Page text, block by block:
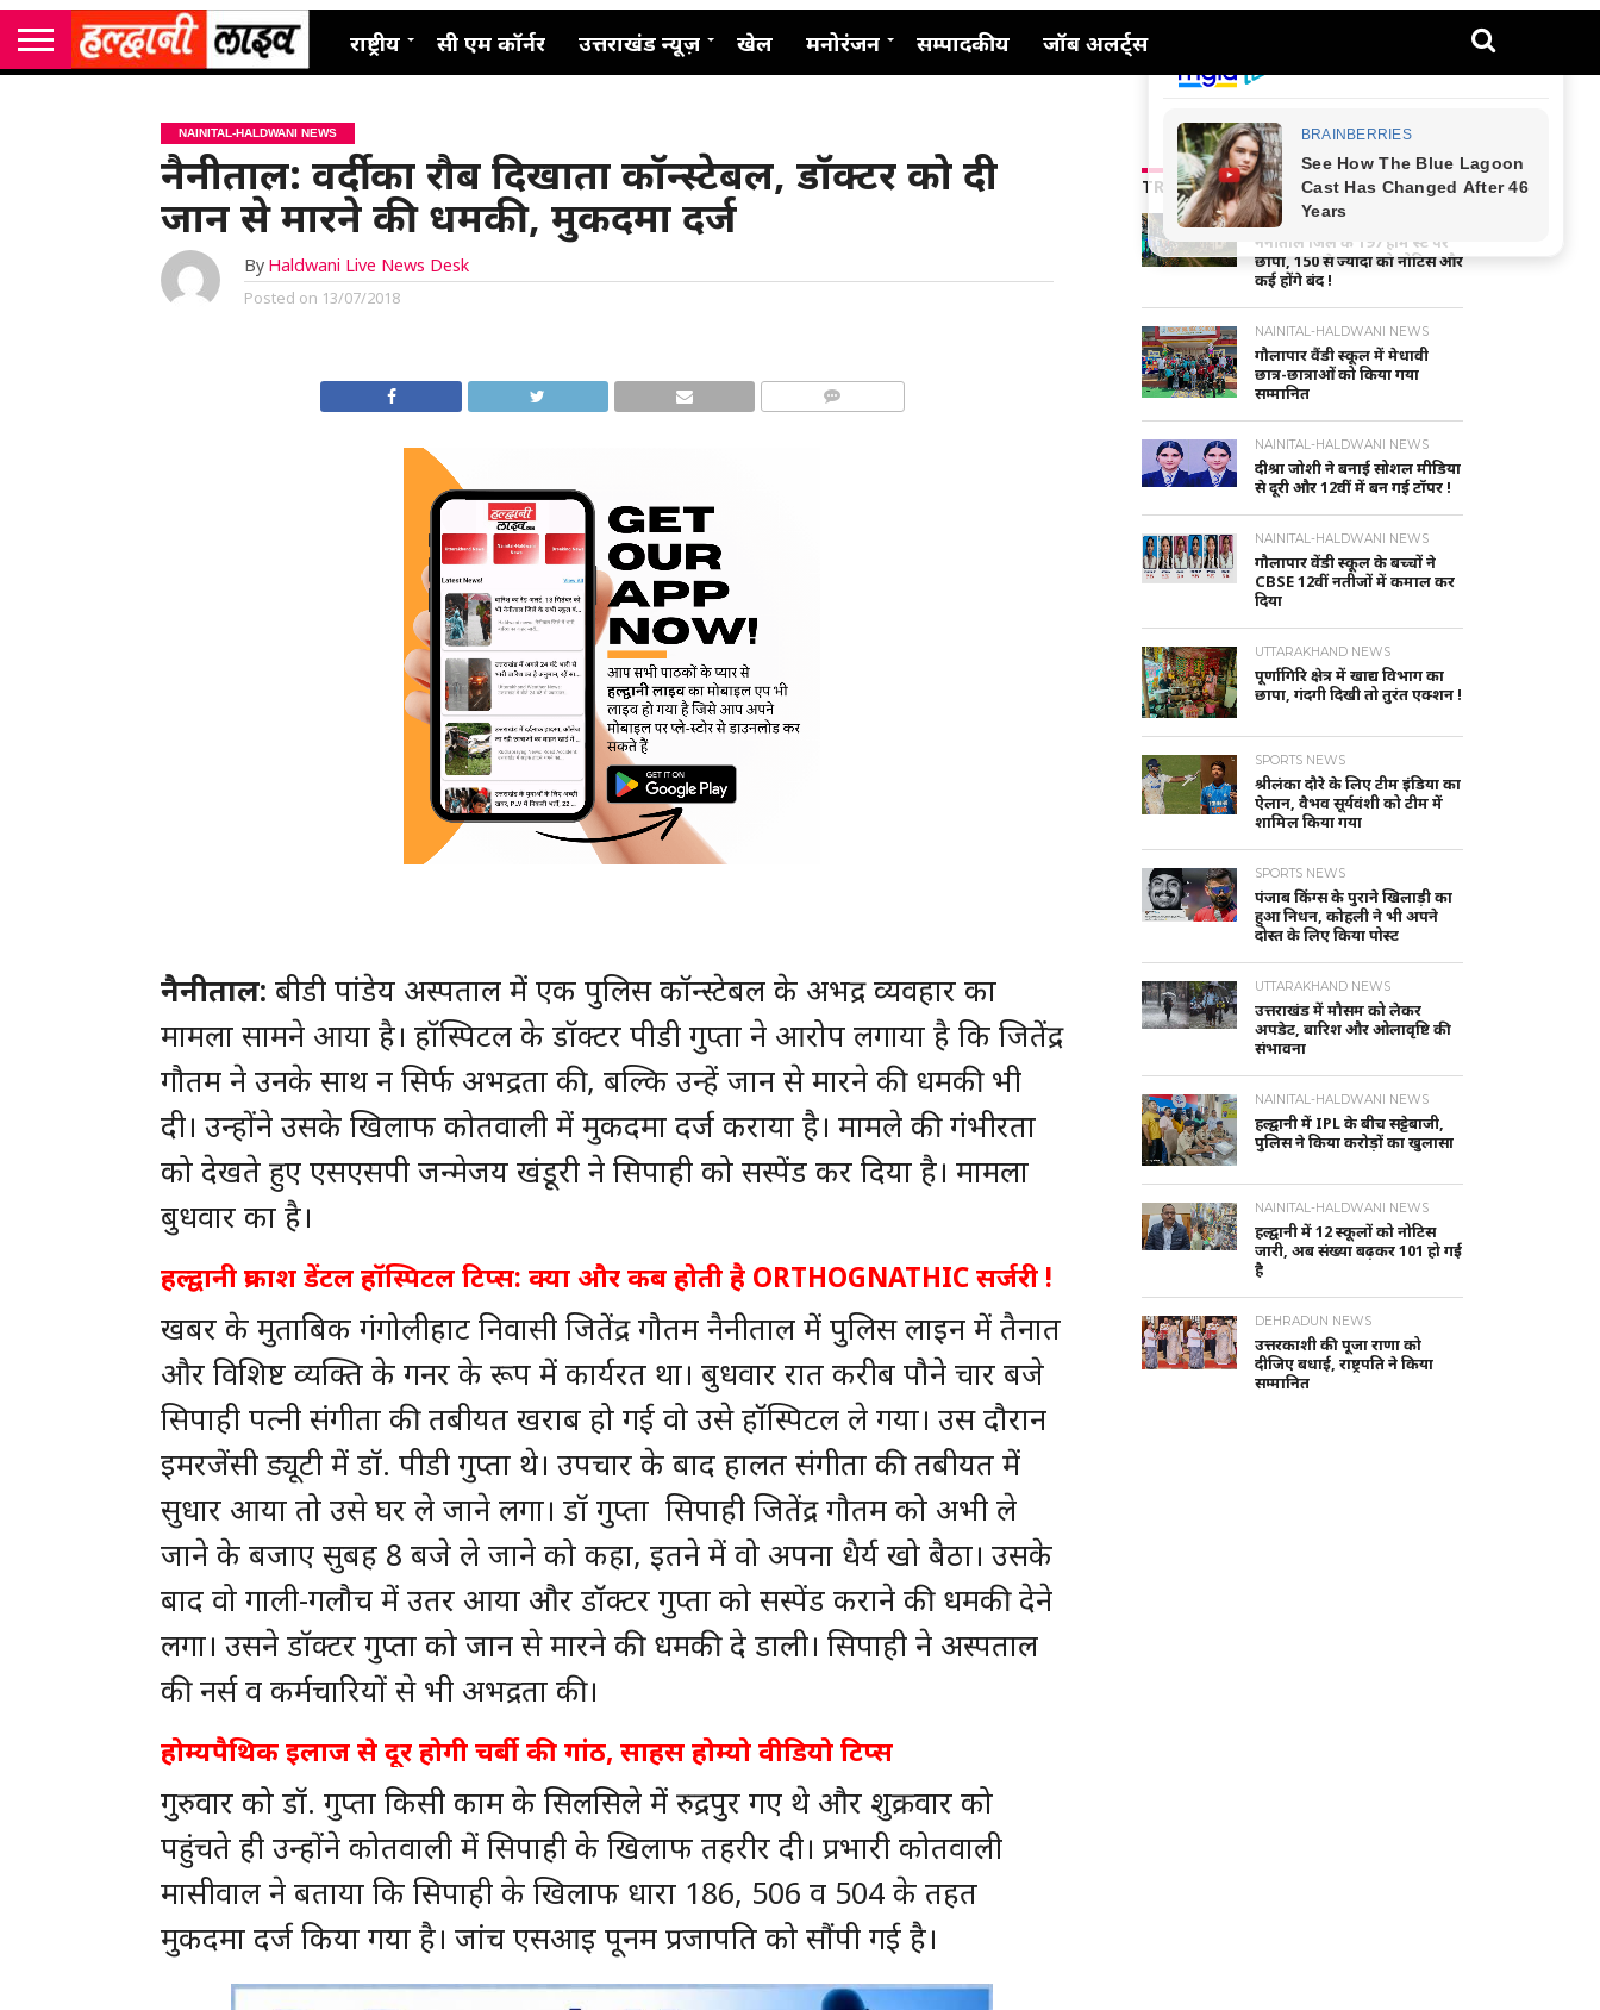
राष्ट्रीय सी एम कॉर्नर उत्तराखंड न्यूज़ खेल मनोरंजन सम्पादकीय जॉब अलर्ट्स
NAINITAL-HALDWANI NEWS
नैनीताल: वर्दी का रौब दिखाता कॉन्स्टेबल, डॉक्टर को दी
जान से मारने की धमकी, मुकदमा दर्ज
By Haldwani Live News Desk
Posted on 13/07/2018
नैनीताल: बीडी पांडेय अस्पताल में एक पुलिस कॉन्स्टेबल के अभद्र व्यवहार का
मामला सामने आया है। हॉस्पिटल के डॉक्टर पीडी गुप्ता ने आरोप लगाया है कि जितेंद्र
गौतम ने उनके साथ न सिर्फ अभद्रता की, बल्कि उन्हें जान से मारने की धमकी भी
दी। उन्होंने उसके खिलाफ कोतवाली में मुकदमा दर्ज कराया है। मामले की गंभीरता
को देखते हुए एसएसपी जन्मेजय खंडूरी ने सिपाही को सस्पेंड कर दिया है। मामला
बुधवार का है।
हल्द्वानी प्रकाश डेंटल हॉस्पिटल टिप्स: क्या और कब होती है ORTHOGNATHIC सर्जरी !
खबर के मुताबिक गंगोलीहाट निवासी जितेंद्र गौतम नैनीताल में पुलिस लाइन में तैनात
और विशिष्ट व्यक्ति के गनर के रूप में कार्यरत था। बुधवार रात करीब पौने चार बजे
सिपाही पत्नी संगीता की तबीयत खराब हो गई वो उसे हॉस्पिटल ले गया। उस दौरान
इमरजेंसी ड्यूटी में डॉ. पीडी गुप्ता थे। उपचार के बाद हालत संगीता की तबीयत में
सुधार आया तो उसे घर ले जाने लगा। डॉ गुप्ता सिपाही जितेंद्र गौतम को अभी ले
जाने के बजाए सुबह 8 बजे ले जाने को कहा, इतने में वो अपना धैर्य खो बैठा। उसके
बाद वो गाली-गलौच में उतर आया और डॉक्टर गुप्ता को सस्पेंड कराने की धमकी देने
लगा। उसने डॉक्टर गुप्ता को जान से मारने की धमकी दे डाली। सिपाही ने अस्पताल
की नर्स व कर्मचारियों से भी अभद्रता की।
होम्यपैथिक इलाज से दूर होगी चर्बी की गांठ, साहस होम्यो वीडियो टिप्स
गुरुवार को डॉ. गुप्ता किसी काम के सिलसिले में रुद्रपुर गए थे और शुक्रवार को
पहुंचते ही उन्होंने कोतवाली में सिपाही के खिलाफ तहरीर दी। प्रभारी कोतवाली
मासीवाल ने बताया कि सिपाही के खिलाफ धारा 186, 506 व 504 के तहत
मुकदमा दर्ज किया गया है। जांच एसआइ पूनम प्रजापति को सौंपी गई है।
TRENDING NEWS
UTTARAKHAND NEWS
नैनीताल जिले के 197 होम स्टे पर
छापा, 150 से ज्यादा को नोटिस और
कई होंगे बंद !
NAINITAL-HALDWANI NEWS
गौलापार वैंडी स्कूल में मेधावी
छात्र-छात्राओं को किया गया
सम्मानित
NAINITAL-HALDWANI NEWS
दीश्रा जोशी ने बनाई सोशल मीडिया
से दूरी और 12वीं में बन गई टॉपर !
NAINITAL-HALDWANI NEWS
गौलापार वेंडी स्कूल के बच्चों ने
CBSE 12वीं नतीजों में कमाल कर
दिया
UTTARAKHAND NEWS
पूर्णागिरि क्षेत्र में खाद्य विभाग का
छापा, गंदगी दिखी तो तुरंत एक्शन !
SPORTS NEWS
श्रीलंका दौरे के लिए टीम इंडिया का
ऐलान, वैभव सूर्यवंशी को टीम में
शामिल किया गया
SPORTS NEWS
पंजाब किंग्स के पुराने खिलाड़ी का
हुआ निधन, कोहली ने भी अपने
दोस्त के लिए किया पोस्ट
UTTARAKHAND NEWS
उत्तराखंड में मौसम को लेकर
अपडेट, बारिश और ओलावृष्टि की
संभावना
NAINITAL-HALDWANI NEWS
हल्द्वानी में IPL के बीच सट्टेबाजी,
पुलिस ने किया करोड़ों का खुलासा
NAINITAL-HALDWANI NEWS
हल्द्वानी में 12 स्कूलों को नोटिस
जारी, अब संख्या बढ़कर 101 हो गई
है
DEHRADUN NEWS
उत्तरकाशी की पूजा राणा को
दीजिए बधाई, राष्ट्रपति ने किया
सम्मानित